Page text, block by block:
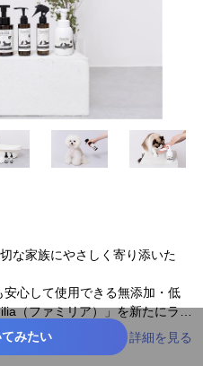
な家族にやさしく寄り添いた
心して使用できる無添加・低
（ファミリア）」を新たにライ
みたい